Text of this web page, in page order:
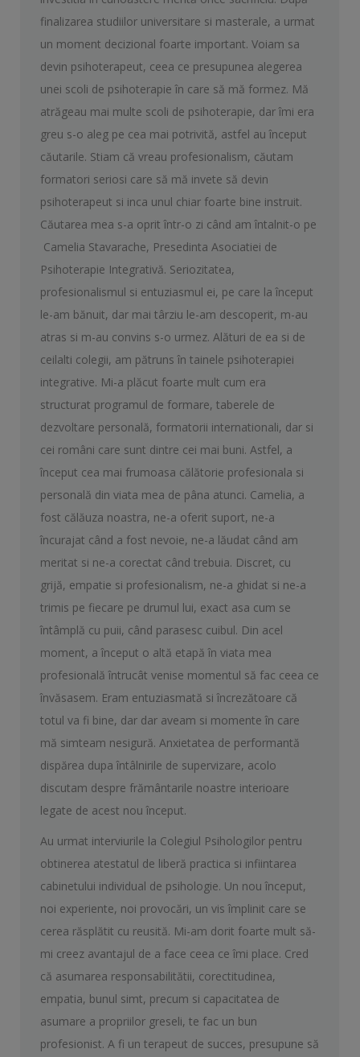
finalizarea studiilor universitare si masterale, a urmat
un moment decizional foarte important. Voiam sa
devin psihoterapeut, ceea ce presupunea alegerea
unei scoli de psihoterapie în care să mă formez. Mă
atrăgeau mai multe scoli de psihoterapie, dar îmi era
greu s-o aleg pe cea mai potrivită, astfel au început
căutarile. Stiam că vreau profesionalism, căutam
formatori seriosi care să mă invete să devin
psihoterapeut si inca unul chiar foarte bine instruit.
Căutarea mea s-a oprit într-o zi când am întalnit-o pe
Camelia Stavarache, Presedinta Asociatiei de
Psihoterapie Integrativă. Seriozitatea,
profesionalismul si entuziasmul ei, pe care la început
le-am bănuit, dar mai târziu le-am descoperit, m-au
atras si m-au convins s-o urmez. Alături de ea si de
ceilalti colegii, am pătruns în tainele psihoterapiei
integrative. Mi-a plăcut foarte mult cum era
structurat programul de formare, taberele de
dezvoltare personală, formatorii internationali, dar si
cei români care sunt dintre cei mai buni. Astfel, a
început cea mai frumoasa călătorie profesionala si
personală din viata mea de pâna atunci. Camelia, a
fost călăuza noastra, ne-a oferit suport, ne-a
încurajat când a fost nevoie, ne-a lăudat când am
meritat si ne-a corectat când trebuia. Discret, cu
grijă, empatie si profesionalism, ne-a ghidat si ne-a
trimis pe fiecare pe drumul lui, exact asa cum se
întâmplă cu puii, când parasesc cuibul. Din acel
moment, a început o altă etapă în viata mea
profesională întrucât venise momentul să fac ceea ce
învăsasem. Eram entuziasmată si încrezătoare că
totul va fi bine, dar dar aveam si momente în care
mă simteam nesigură. Anxietatea de performantă
dispărea dupa întâlnirile de supervizare, acolo
discutam despre frământarile noastre interioare
legate de acest nou început.
Au urmat interviurile la Colegiul Psihologilor pentru
obtinerea atestatul de liberă practica si infiintarea
cabinetului individual de psihologie. Un nou început,
noi experiente, noi provocări, un vis împlinit care se
cerea răsplătit cu reusită. Mi-am dorit foarte mult să-
mi creez avantajul de a face ceea ce îmi place. Cred
că asumarea responsabilitătii, corectitudinea,
empatia, bunul simt, precum si capacitatea de
asumare a propriilor greseli, te fac un bun
profesionist. A fi un terapeut de succes, presupune să